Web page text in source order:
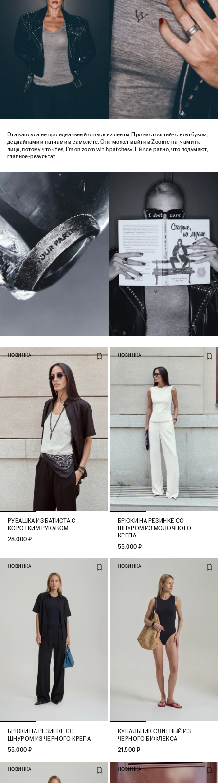
Эта капсула не про идеальный отпуск из ленты. Про настоящий- с ноутбуком,
дедлайнами и патчами в самолёте. Она может выйти в Zoom с патчами на
лице, потому что «Yes, I'm on zoom wit h patches». Ей все равно, что подумают,
главное-результат.
НОВИНКА
РУБАШКА ИЗ БАТИСТА С
КОРОТКИМ РУКАВОМ
28.000 ₽
НОВИНКА
БРЮКИ НА РЕЗИНКЕ СО
ШНУРОМ ИЗ МОЛОЧНОГО
КРЕПА
55.000 ₽
НОВИНКА
БРЮКИ НА РЕЗИНКЕ СО
ШНУРОМ ИЗ ЧЕРНОГО КРЕПА
55.000 ₽
НОВИНКА
КУПАЛЬНИК СЛИТНЫЙ ИЗ
ЧЕРНОГО БИФЛЕКСА
21.500 ₽
НОВИНКА НОВИНКА